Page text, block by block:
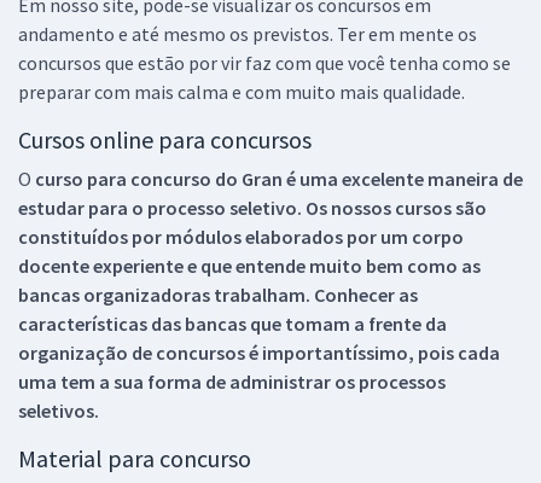
andamento e até mesmo os previstos. Ter em mente os
concursos que estão por vir faz com que você tenha como se
preparar com mais calma e com muito mais qualidade.
Cursos online para concursos
O curso para concurso do Gran é uma excelente maneira de
estudar para o processo seletivo. Os nossos cursos são
constituídos por módulos elaborados por um corpo
docente experiente e que entende muito bem como as
bancas organizadoras trabalham. Conhecer as
características das bancas que tomam a frente da
organização de concursos é importantíssimo, pois cada
uma tem a sua forma de administrar os processos
seletivos.
Material para concurso